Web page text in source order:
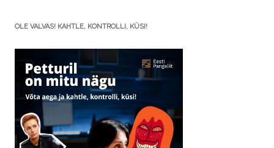
OLE VALVAS! KAHTLE, KONTROLLI, KÜSI!